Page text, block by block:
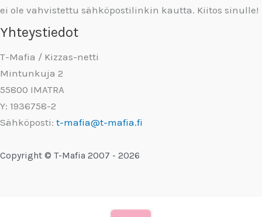
ei ole vahvistettu sähköpostilinkin kautta. Kiitos sinulle!
Yhteystiedot
T-Mafia / Kizzas-netti
Mintunkuja 2
55800 IMATRA
Y: 1936758-2
Sähköposti: t-mafia@t-mafia.fi
Copyright © T-Mafia 2007 - 2026